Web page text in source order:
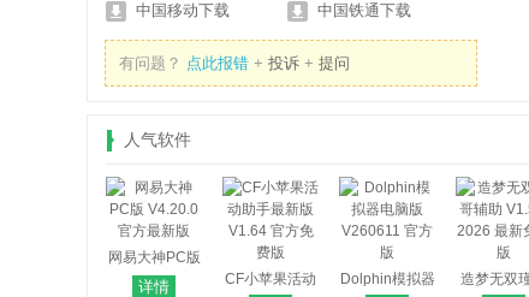
中国移动下载
中国铁通下载
有问题？ 点此报错 + 投诉 + 提问
人气软件
网易大神PC版
V4.20.0 官方
详情
CF小苹果活动
Dolphin模拟器
造梦无双